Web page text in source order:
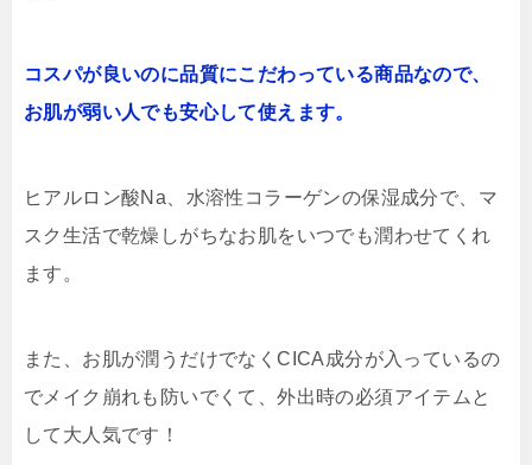
コスパが良いのに品質にこだわっている商品なので、
お肌が弱い人でも安心して使えます。
ヒアルロン酸Na、水溶性コラーゲンの保湿成分で、マ
スク生活で乾燥しがちなお肌をいつでも潤わせてくれ
ます。
また、お肌が潤うだけでなくCICA成分が入っているの
でメイク崩れも防いでくて、外出時の必須アイテムと
して大人気です！